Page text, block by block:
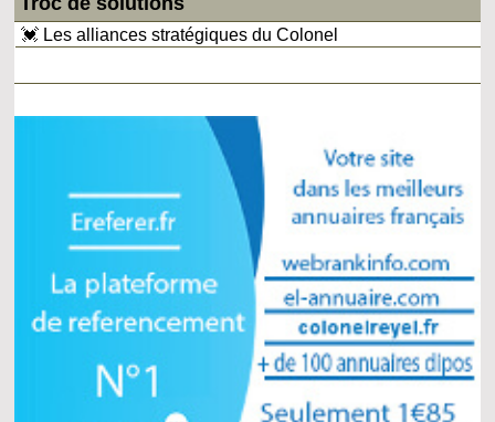
💓 Les alliances stratégiques du Colonel